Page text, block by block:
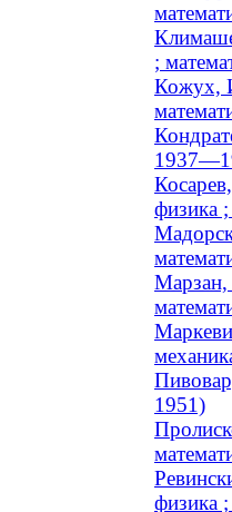
;
Кожух,
физика
Марзан,
1951)
физика